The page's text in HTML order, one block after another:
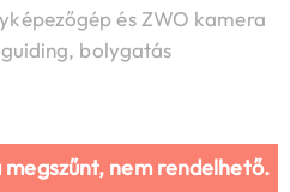
és ZWO kamera
bolygatás
nem rendelhető.